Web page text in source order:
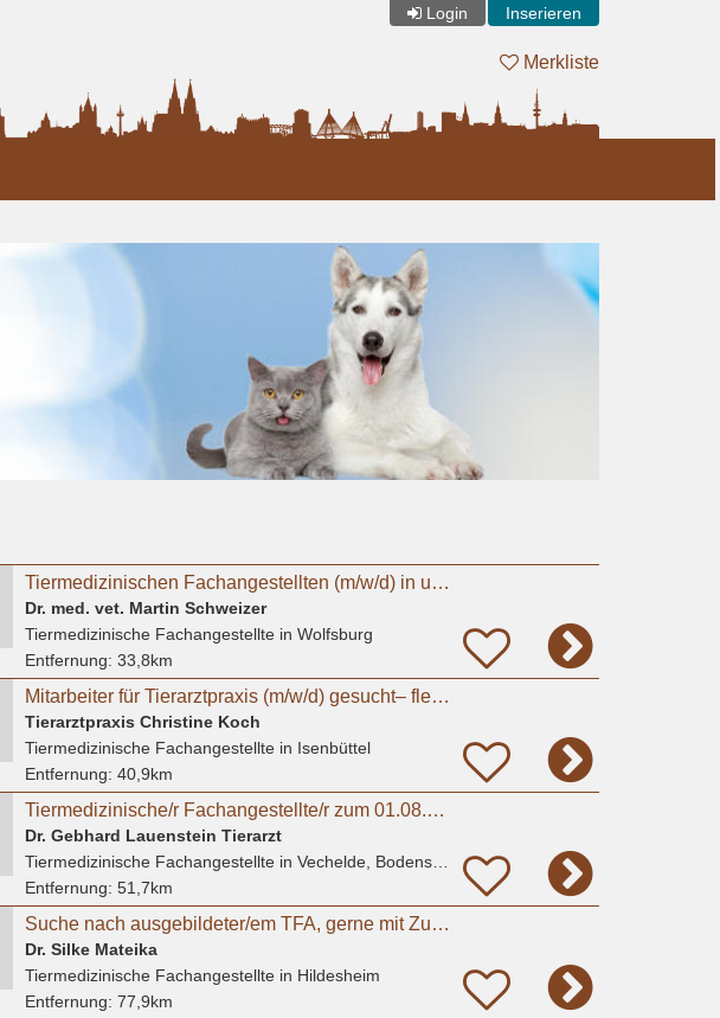
Login Inserieren
Merkliste
Tiermedizinischen Fachangestellten (m/w/d) in unserer Kleintierarztpraxis in Fallersleben
Dr. med. vet. Martin Schweizer
Tiermedizinische Fachangestelltein Wolfsburg
Entfernung: 33,8km
Mitarbeiter für Tierarztpraxis (m/w/d) gesucht– flexible Arbeitszeiten, moderne Praxis
Tierarztpraxis Christine Koch
Tiermedizinische Fachangestelltein Isenbüttel
Entfernung: 40,9km
Tiermedizinische/r Fachangestellte/r zum 01.08.2026
Dr. Gebhard Lauenstein Tierarzt
Tiermedizinische Fachangestelltein Vechelde, Bodenstedt
Entfernung: 51,7km
Suche nach ausgebildeter/em TFA, gerne mit ZusatzqualifikationTierphysiotherapie
Dr. Silke Mateika
Tiermedizinische Fachangestelltein Hildesheim
Entfernung: 77,9km